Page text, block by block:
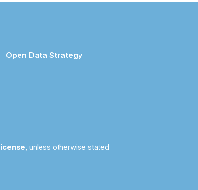
Open Data Strategy
, unless otherwise stated